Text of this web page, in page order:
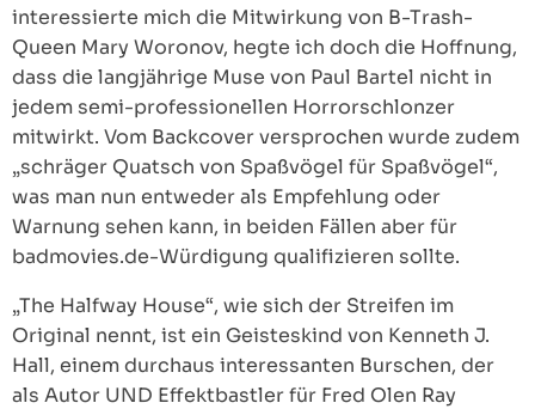
interessierte mich die Mitwirkung von B-Trash-
Queen Mary Woronov, hegte ich doch die Hoffnung,
dass die langjährige Muse von Paul Bartel nicht in
jedem semi-professionellen Horrorschlonzer
mitwirkt. Vom Backcover versprochen wurde zudem
„schräger Quatsch von Spaßvögel für Spaßvögel“,
was man nun entweder als Empfehlung oder
Warnung sehen kann, in beiden Fällen aber für
badmovies.de-Würdigung qualifizieren sollte.
„The Halfway House“, wie sich der Streifen im
Original nennt, ist ein Geisteskind von Kenneth J.
Hall, einem durchaus interessanten Burschen, der
als Autor UND Effektbastler für Fred Olen Ray